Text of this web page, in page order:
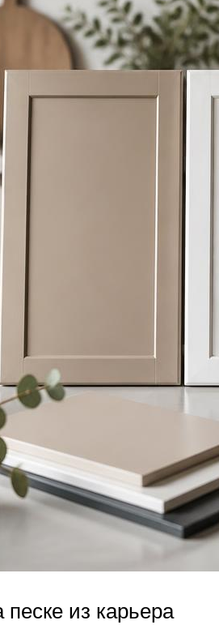
песке из карьера